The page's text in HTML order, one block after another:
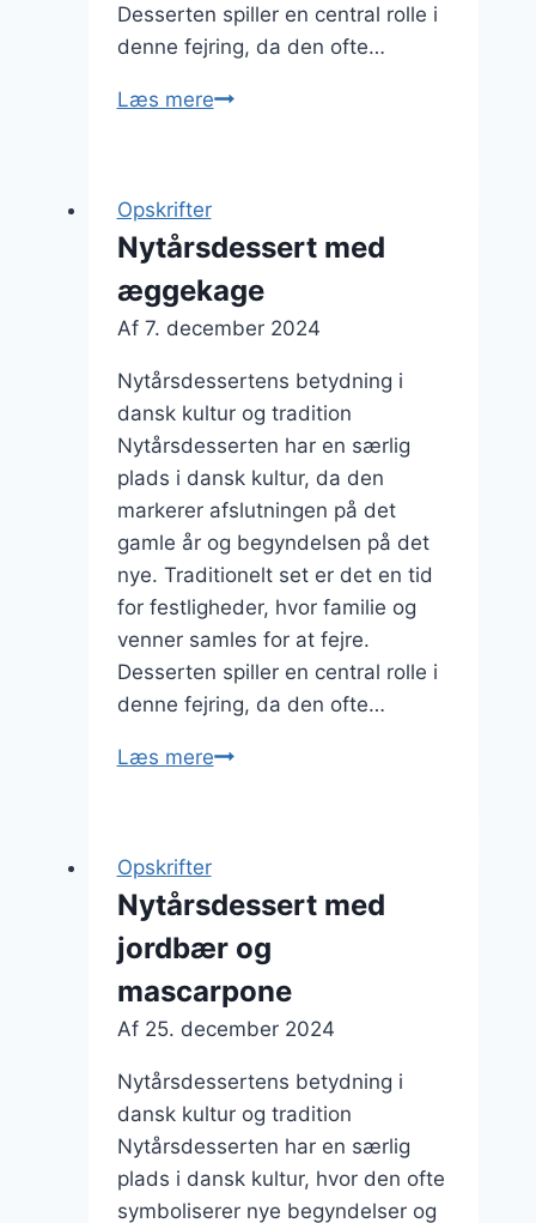
Desserten spiller en central rolle i
denne fejring, da den ofte…
Læs mereNytårsdessert
bær
Opskrifter
Nytårsdessert med
æggekage
Af 7. december 2024
Nytårsdessertens betydning i
dansk kultur og tradition
Nytårsdesserten har en særlig
plads i dansk kultur, da den
markerer afslutningen på det
gamle år og begyndelsen på det
nye. Traditionelt set er det en tid
for festligheder, hvor familie og
venner samles for at fejre.
Desserten spiller en central rolle i
denne fejring, da den ofte…
Læs mereNytårsdessert
Opskrifter
Nytårsdessert med
jordbær og
mascarpone
Af 25. december 2024
Nytårsdessertens betydning i
dansk kultur og tradition
Nytårsdesserten har en særlig
plads i dansk kultur, hvor den ofte
symboliserer nye begyndelser og